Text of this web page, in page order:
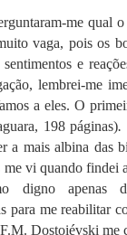
me qual
vaga, pois os
e
lembrei-me
a eles. O
198 páginas).
a mais albina das
vi quando findei
digno apenas
para me reabilitar
Dostoiévski me